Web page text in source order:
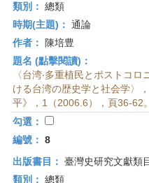
類別： 總類
時期(主題)： 通論
作者：
陳培豊
題名 (點擊閱讀)：
〈台湾‧多重植民とポストコ
ける台湾の歴史学と社会学〉
平》，1（2006.6），頁36-62。
勾選：
編號： 8
出版書目： 臺灣史研究文獻類
類別： 總類